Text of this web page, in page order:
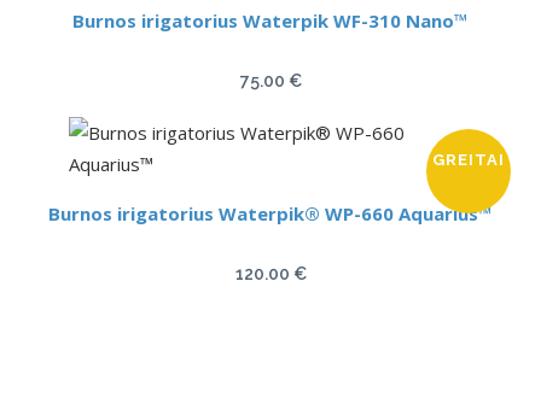
Burnos irigatorius Waterpik WF-310 Nano™
75.00 €
GREITAI
Burnos irigatorius Waterpik® WP-660 Aquarius™
120.00 €